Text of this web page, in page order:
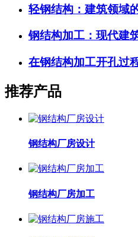
轻钢结构：建筑领域
钢结构加工：现代建
在钢结构加工开孔过
推荐产品
钢结构厂房设计
钢结构厂房加工